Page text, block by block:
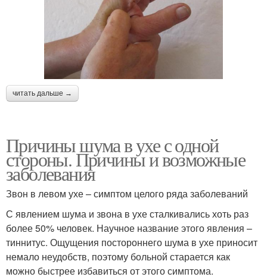
читать дальше →
Причины шума в ухе с одной
стороны. Причины и возможные
заболевания
Звон в левом ухе – симптом целого ряда заболеваний
С явлением шума и звона в ухе сталкивались хоть раз
более 50% человек. Научное название этого явления –
тиннитус. Ощущения постороннего шума в ухе приносит
немало неудобств, поэтому больной старается как
можно быстрее избавиться от этого симптома.